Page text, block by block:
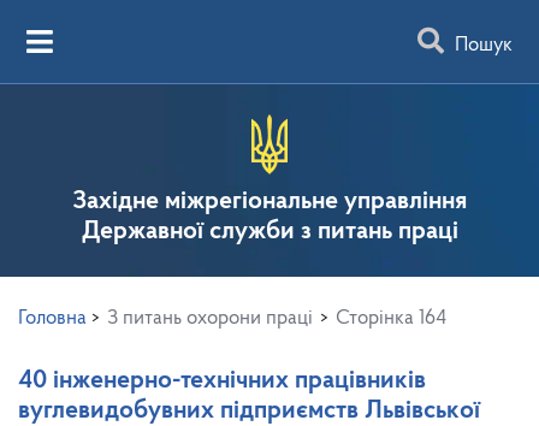
Пошук
Західне міжрегіональне управління
Державної служби з питань праці
Головна > З питань охорони праці > Сторінка 164
40 інженерно-технічних працівників
вуглевидобувних підприємств Львівської